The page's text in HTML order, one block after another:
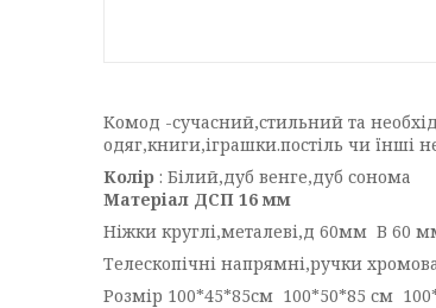
Комод -сучасний,стильний та
одяг,книги,іграшки.постіль чи їнші
Колір : Білий,дуб венге,дуб сонома
Матеріал ДСП 16 мм
Ніжки круглі,металеві,д 60мм В 60
Телескопічні напрямні,ручки
Розмір 100*45*85см 100*50*85 см